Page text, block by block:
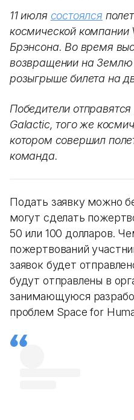
11 июля состоялся
космической
Брэнсона. Во время
возвращении на Землю
розыгрыше билета на
Победители
Galactic, того же
котором совершил
команда.
Подать заявку можно
могут сделать
50 или 100 долларов.
пожертвований
заявок будет
будут отправлены в
занимающуюся
проблем Space for